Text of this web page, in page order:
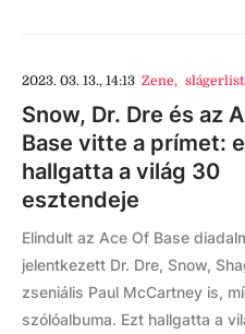
2023. 03. 13., 14:13 Zene,
Snow, Dr. Dre és az
Base vitte a prímet:
hallgatta a világ 30
esztendeje
Elindult az Ace Of Base
jelentkezett Dr. Dre, Snow,
zseniális Paul McCartney is,
szólóalbuma. Ezt hallgatta a